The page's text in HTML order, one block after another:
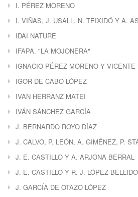
I. PÉREZ MORENO
I. VIÑAS, J. USALL, N. TEIXIDÓ Y A.
IDAI NATURE
IFAPA. "LA MOJONERA"
IGNACIO PÉREZ MORENO Y
IGOR DE CABO LÓPEZ
IVAN HERRANZ MATEI
IVÁN SÁNCHEZ GARCÍA
J. BERNARDO ROYO DÍAZ
J. CALVO, P. LEÓN, A. GIMÉNEZ, P.
J. E. CASTILLO Y A. ARJONA BERRAL
J. E. CASTILLO Y R. J. LÓPEZ-BELLIDO
J. GARCÍA DE OTAZO LÓPEZ